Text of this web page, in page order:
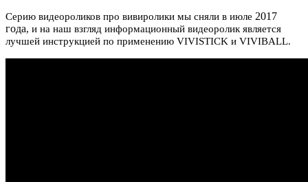
Серию видеороликов про вивиролики мы сняли в июле 2017
года, и на наш взгляд информационный видеоролик является
лучшей инструкцией по применению VIVISTICK и VIVIBALL.